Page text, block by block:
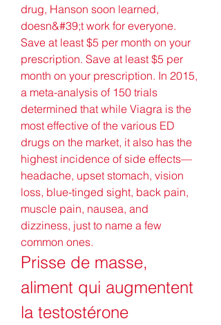
drug, Hanson soon learned,
doesn&#39;t work for everyone.
Save at least $5 per month on your
prescription. Save at least $5 per
month on your prescription. In 2015,
a meta-analysis of 150 trials
determined that while Viagra is the
most effective of the various ED
drugs on the market, it also has the
highest incidence of side effects—
headache, upset stomach, vision
loss, blue-tinged sight, back pain,
muscle pain, nausea, and
dizziness, just to name a few
common ones.
Prisse de masse,
aliment qui augmentent
la testostérone